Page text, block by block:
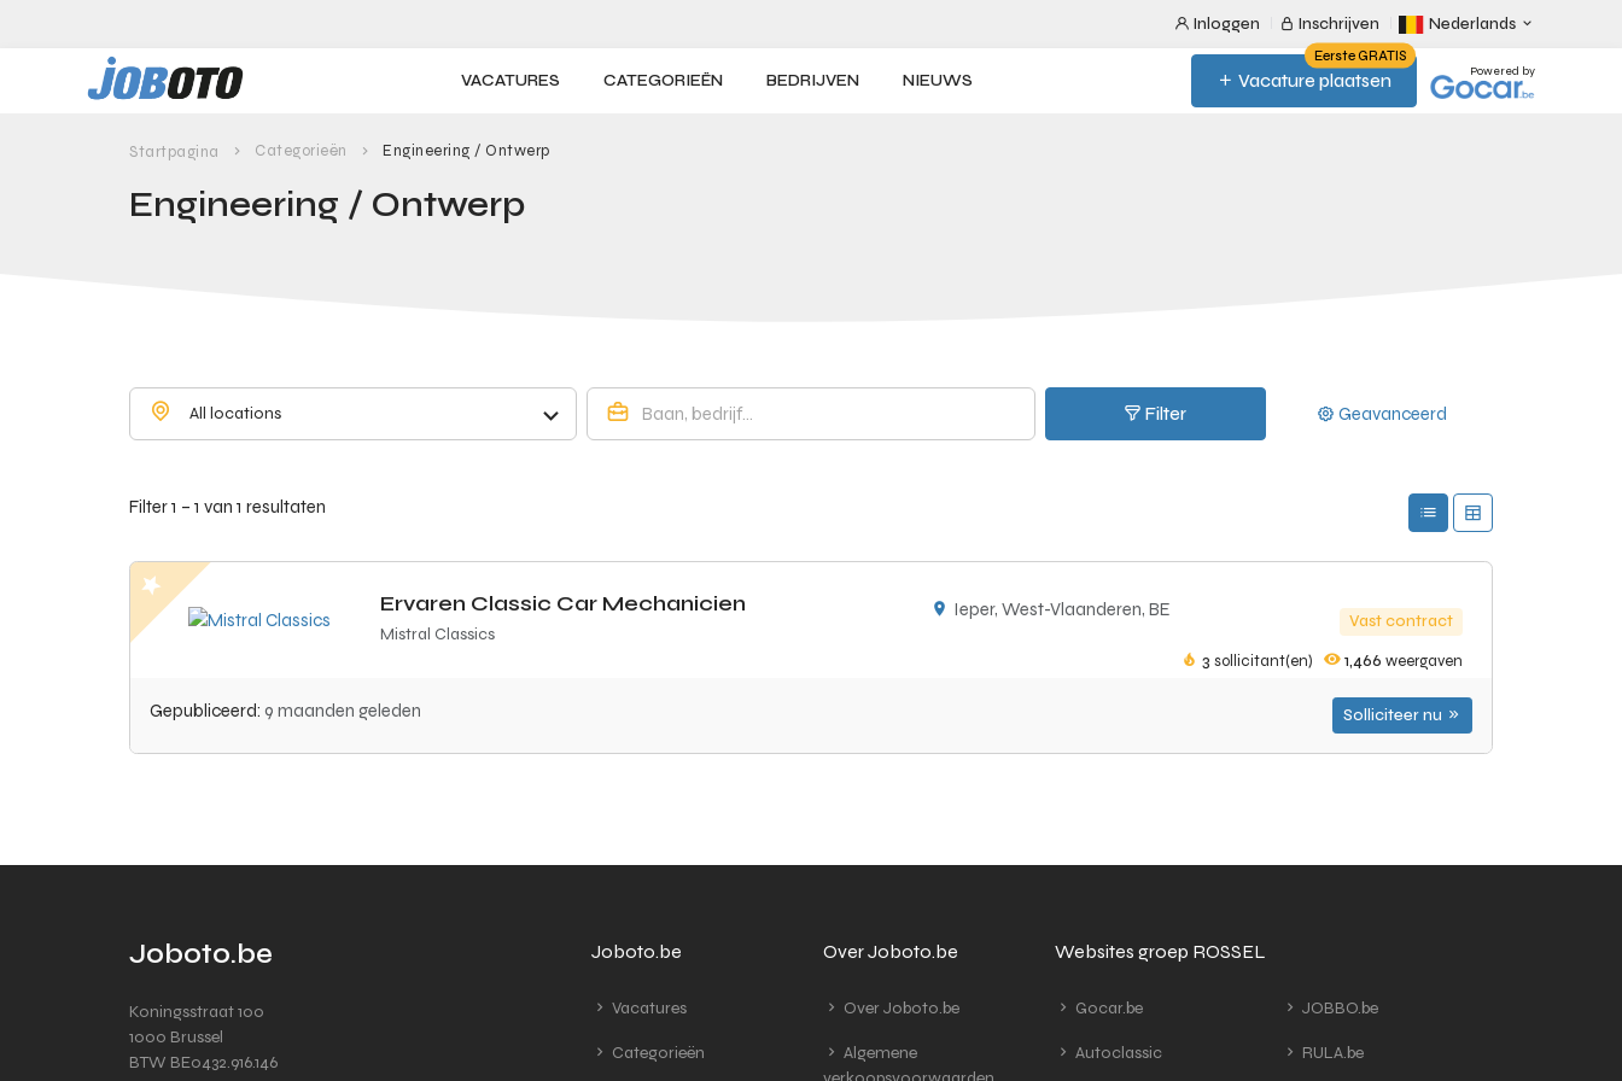
Inloggen Inschrijven Nederlands
VACATURES CATEGORIEËN BEDRIJVEN NIEUWS Vacature plaatsen
Eerste GRATIS
Powered by
Startpagina Categorieën Engineering / Ontwerp
Engineering / Ontwerp
All locations Filter Geavanceerd
Filter 1 – 1 van 1 resultaten
Ervaren Classic Car Mechanicien
Mistral Classics
Ieper, West-Vlaanderen, BE
Vast contract
3 sollicitant(en) 1,466 weergaven
Gepubliceerd: 9 maanden geleden Solliciteer nu
Joboto.be
Koningsstraat 100
1000 Brussel
BTW BE0432.916.146
Joboto.be
Vacatures
Categorieën
Over Joboto.be
Over Joboto.be
Algemene
Websites groep ROSSEL
Gocar.be
Autoclassic
JOBBO.be
RULA.be